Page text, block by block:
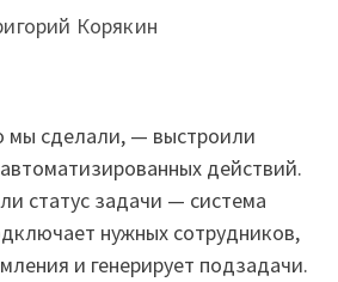
Корякин
мы сделали, — выстроили
действий.
статус задачи — система
нужных сотрудников,
и генерирует подзадачи.